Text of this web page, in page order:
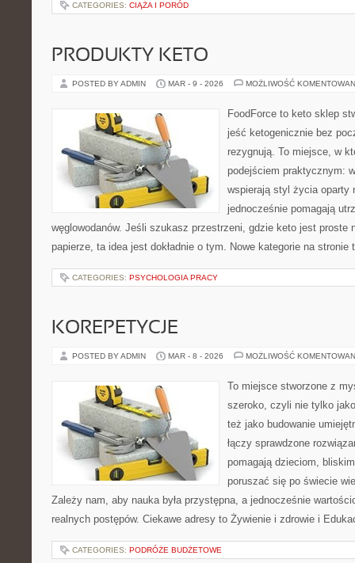
CATEGORIES: CIĄŻA I PORÓD
PRODUKTY KETO
POSTED BY ADMIN MAR - 9 - 2026 MOŻLIWOŚĆ
FoodForce to keto sklep
jeść ketogenicznie bez
rezygnują. To miejsce, w
podejściem praktycznym:
wspierają styl życia oparty
jednocześnie pomagają
węglowodanów. Jeśli szukasz przestrzeni, gdzie keto jest proste
papierze, ta idea jest dokładnie o tym. Nowe kategorie na
CATEGORIES: PSYCHOLOGIA PRACY
KOREPETYCJE
POSTED BY ADMIN MAR - 8 - 2026 MOŻLIWOŚĆ
To miejsce stworzone z
szeroko, czyli nie tylko
też jako budowanie
łączy sprawdzone
pomagają dzieciom,
poruszać się po świecie
Zależy nam, aby nauka była przystępna, a jednocześnie
realnych postępów. Ciekawe adresy to Żywienie i zdrowie i
CATEGORIES: PODRÓŻE BUDŻETOWE